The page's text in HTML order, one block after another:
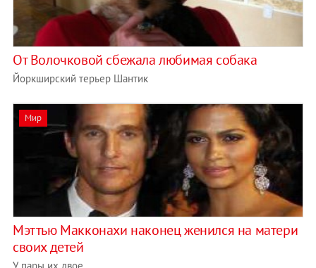
От Волочковой сбежала любимая собака
Йоркширский терьер Шантик
Мир
Мэттью Макконахи наконец женился на матери
своих детей